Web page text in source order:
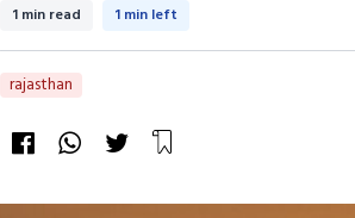
1 min read 1 min left
rajasthan